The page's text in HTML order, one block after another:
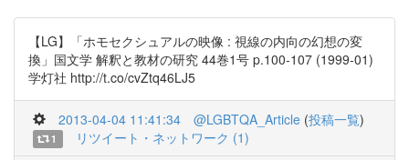
【LG】「ホモセクシュアルの映像 : 視線の内向の幻想の変
換」国文学 解釈と教材の研究 44巻1号 p.100-107 (1999-01)
学灯社 http://t.co/cvZtq46LJ5
2013-04-04 11:41:34 @LGBTQA_Article (投稿一覧)
1 リツイート・ネットワーク (1)